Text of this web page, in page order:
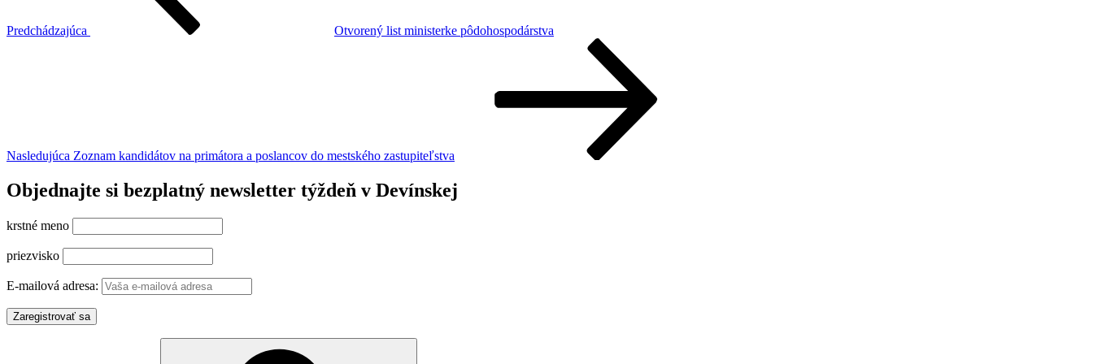
Predchádzajúca
Otvorený list ministerke pôdohospodárstva
Nasledujúca Zoznam kandidátov na primátora a poslancov do mestského zastupiteľstva
Objednajte si bezplatný newsletter týždeň v Devínskej
krstné meno
priezvisko
E-mailová adresa: